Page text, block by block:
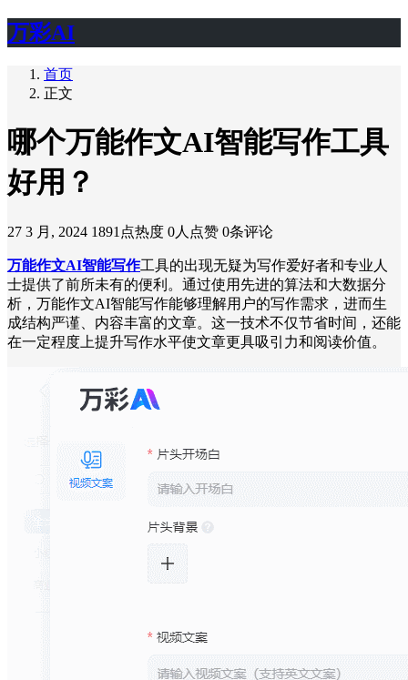
万彩AI
首页
正文
哪个万能作文AI智能写作工具
好用？
27 3 月, 2024 1891点热度 0人点赞 0条评论
万能作文AI智能写作工具的出现无疑为写作爱好者和专业人
士提供了前所未有的便利。通过使用先进的算法和大数据分
析，万能作文AI智能写作能够理解用户的写作需求，进而生
成结构严谨、内容丰富的文章。这一技术不仅节省时间，还能
在一定程度上提升写作水平使文章更具吸引力和阅读价值。